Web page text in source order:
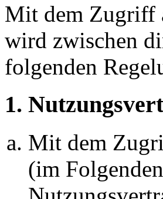
Mit dem Zugriff
wird zwischen
folgenden
1.
Mit dem
(im